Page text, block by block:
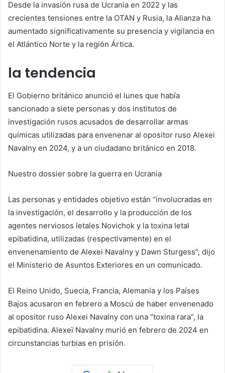
Desde la invasión rusa de Ucrania en 2022 y las
crecientes tensiones entre la OTAN y Rusia, la Alianza ha
aumentado significativamente su presencia y vigilancia en
el Atlántico Norte y la región Ártica.
la tendencia
El Gobierno británico anunció el lunes que había
sancionado a siete personas y dos institutos de
investigación rusos acusados ​​de desarrollar armas
químicas utilizadas para envenenar al opositor ruso Alexei
Navalny en 2024, y a un ciudadano británico en 2018.
Nuestro dossier sobre la guerra en Ucrania
Las personas y entidades objetivo están “involucradas en
la investigación, el desarrollo y la producción de los
agentes nerviosos letales Novichok y la toxina letal
epibatidina, utilizadas (respectivamente) en el
envenenamiento de Alexei Navalny y Dawn Sturgess”, dijo
el Ministerio de Asuntos Exteriores en un comunicado.
El Reino Unido, Suecia, Francia, Alemania y los Países
Bajos acusaron en febrero a Moscú de haber envenenado
al opositor ruso Alexei Navalny con una “toxina rara”, la
epibatidina. Alexeï Navalny murió en febrero de 2024 en
circunstancias turbias en prisión.